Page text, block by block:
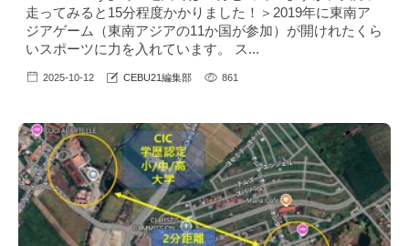
走ってみると15分程度かかりました！＞2019年に東南ア
ジアゲーム（東南アジアの11か国が参加）が開けれたくら
いスポーツに力を入れています。 ス...
2025-10-12 CEBU21編集部 861